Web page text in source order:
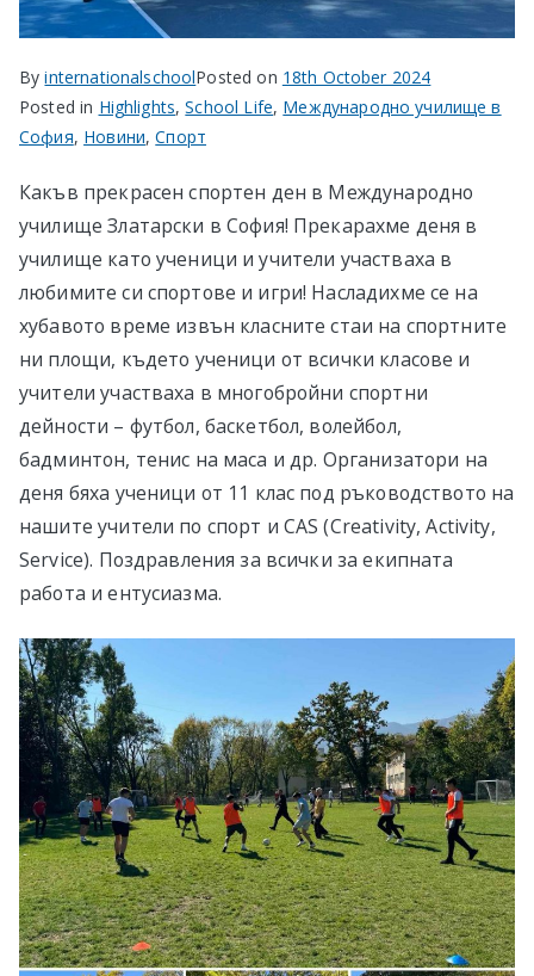
ByinternationalschoolPosted on 18th October 2024
Posted in Highlights,School Life, Международно училище в
София, Новини,Спорт
Какъв прекрасен спортен ден в Международно
училище Златарски в София! Прекарахме деня в
училище като ученици и учители участваха в
любимите си спортове и игри! Насладихме се на
хубавото време извън класните стаи на спортните
ни площи, където ученици от всички класове и
учители участваха в многобройни спортни
дейности – футбол, баскетбол, волейбол,
бадминтон, тенис на маса и др. Организатори на
деня бяха ученици от 11 клас под ръководството на
нашите учители по спорт и CAS (Creativity, Activity,
Service). Поздравления за всички за екипната
работа и ентусиазма.